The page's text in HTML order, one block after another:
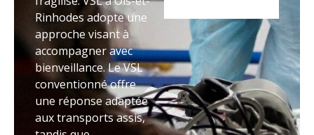
Rinhodes adopte une
approche visant à
accompagner avec
bienveillance. Le VSL
conventionné offre
une réponse adaptée
aux transports assis,